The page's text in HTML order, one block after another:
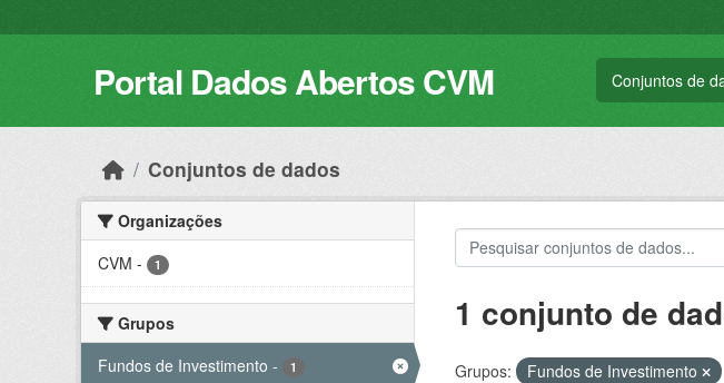
Portal Dados Abertos CVM Conjuntos de
Conjuntos de dados
Organizações
CVM - 1
Grupos
Fundos de Investimento - 1
1 conjunto de
Grupos:
Fundos de Investimento